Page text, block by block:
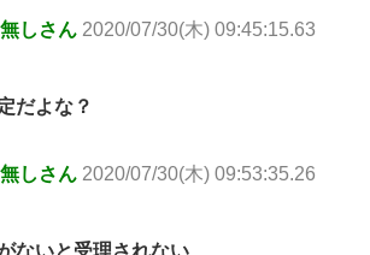
しさん 2020/07/30(木) 09:45:15.63
だよな？
しさん 2020/07/30(木) 09:53:35.26
ないと受理されない